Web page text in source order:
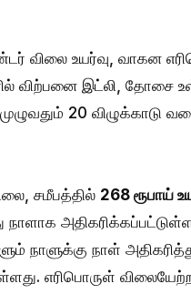
விலை உயர்வு, வாகன
விற்பனை இட்லி, தோசை
முழுவதும் 20
சமீபத்தில் 268 ரூபாய்
நாளாக
நாளுக்கு நாள்
எரிபொருள்